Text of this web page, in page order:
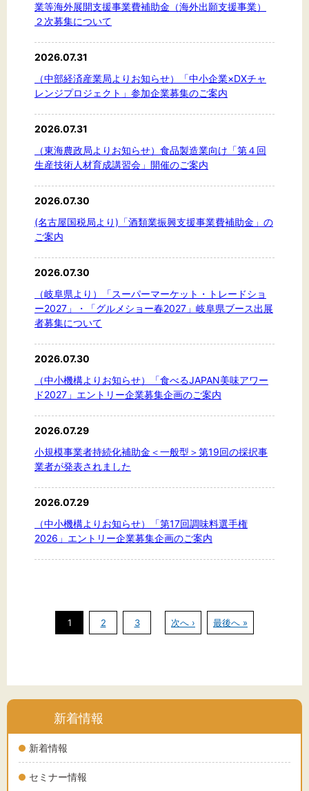
新着情報
新着情報
セミナー情報
業等海外展開支援事業費補助金（海外出願支援事業）
２次募集について
2026.07.31
（中部経済産業局よりお知らせ）「中小企業×DXチャ
レンジプロジェクト」参加企業募集のご案内
2026.07.31
（東海農政局よりお知らせ）食品製造業向け「第４回
生産技術人材育成講習会」開催のご案内
2026.07.30
(名古屋国税局より)「酒類業振興支援事業費補助金」の
ご案内
2026.07.30
（岐阜県より）「スーパーマーケット・トレードショ
ー2027」・「グルメショー春2027」岐阜県ブース出展
者募集について
2026.07.30
（中小機構よりお知らせ）「食べるJAPAN美味アワー
ド2027」エントリー企業募集企画のご案内
2026.07.29
小規模事業者持続化補助金＜一般型＞第19回の採択事
業者が発表されました
2026.07.29
（中小機構よりお知らせ）「第17回調味料選手権
2026」エントリー企業募集企画のご案内
1 2 3 次へ › 最後へ »